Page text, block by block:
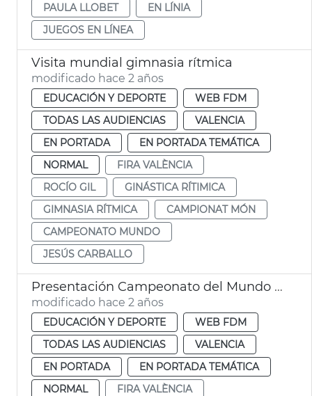
PAULA LLOBET
EN LÍNIA
JUEGOS EN LÍNEA
Visita mundial gimnasia rítmica
modificado hace 2 años
EDUCACIÓN Y DEPORTE
WEB FDM
TODAS LAS AUDIENCIAS
VALENCIA
EN PORTADA
EN PORTADA TEMÁTICA
NORMAL
FIRA VALÈNCIA
ROCÍO GIL
GINÁSTICA RÍTIMICA
GIMNASIA RÍTMICA
CAMPIONAT MÓN
CAMPEONATO MUNDO
JESÚS CARBALLO
Presentación Campeonato del Mundo de Gimnasia Rítmica
modificado hace 2 años
EDUCACIÓN Y DEPORTE
WEB FDM
TODAS LAS AUDIENCIAS
VALENCIA
EN PORTADA
EN PORTADA TEMÁTICA
NORMAL
FIRA VALÈNCIA